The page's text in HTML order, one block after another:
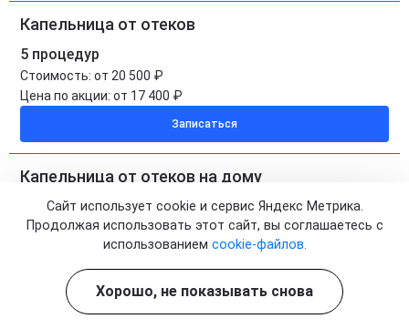
Капельница от отеков
5 процедур
Стоимость: от 20 500 ₽
Цена по акции: от 17 400 ₽
Записаться
Капельница от отеков на дому
1 процедура
Стоимость:от 5 000 ₽
Капельница от отеков на дому
Сайт использует cookie и сервис Яндекс Метрика.
Продолжая использовать этот сайт, вы соглашаетесь с
использованием cookie-файлов.
Хорошо, не показывать снова